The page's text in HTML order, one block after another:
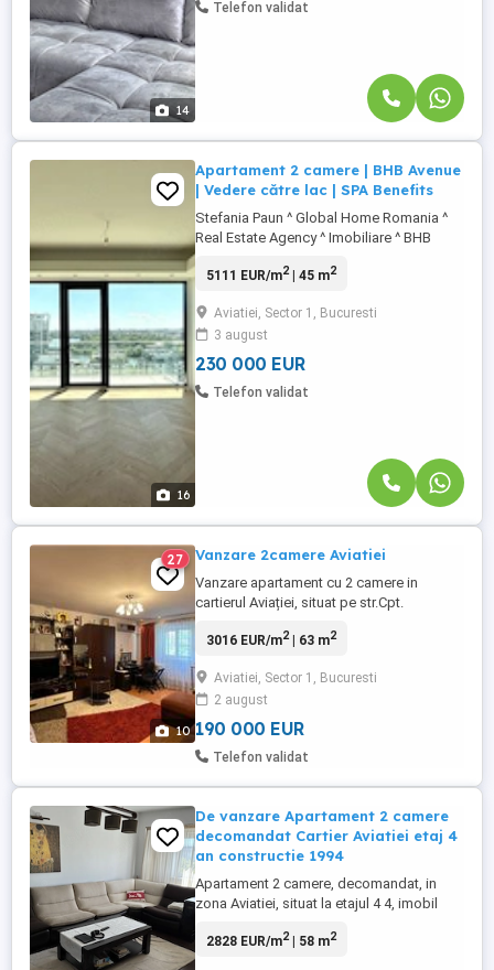
14
Telefon validat
16
Apartament 2 camere | BHB Avenue
| Vedere către lac | SPA Benefits
Stefania Paun ^ Global Home Romania ^
Real Estate Agency ^ Imobiliare ^ BHB
Aviatiei • Zona Pipera • Zona Mall
Șos. Fabrica de Glucoză | Comision 0% La
pretul afisat se adauga TVA. Detalii
generale: • Suprafață utilă: 50 ...
5111 EUR/m2| 45 m2
Aviatiei, Sector 1, Bucuresti
3 august
230 000 EUR
Telefon validat
10
27 Vanzare 2camere Aviatiei
Vanzare apartament cu 2 camere in
cartierul Aviației, situat pe str.Cpt.
decomandat, suprafata totala utila
solide, constructie1987, reabilitat termic,
certificat energetic clasa B, cu living
21,8mp, dormitor 14,4mp, bucatarie
3016 EUR/m2| 63 m2
Aviatiei, Sector 1, Bucuresti
2 august
190 000 EUR
Telefon validat
De vanzare Apartament 2 camere
decomandat Cartier Aviatiei etaj 4
an constructie 1994
Apartament 2 camere, decomandat, in
zona Aviatiei, situat la etajul 4 4, imobil
la care se adauga un balcon de 3.50 mp.
2828 EUR/m2| 58 m2